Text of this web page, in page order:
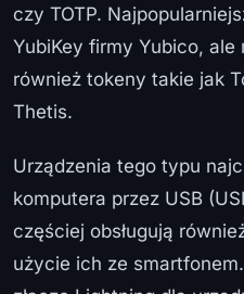
czy TOTP.
YubiKey firmy Yubico, ale
również tokeny takie jak
Thetis.
Urządzenia tego typu
komputera przez USB
częściej obsługują
użycie ich ze